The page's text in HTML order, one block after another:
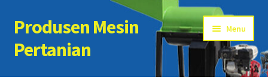
Skip
to
navigation
Skip
to
content
Produsen Mesin
Pertanian
Menu
Home